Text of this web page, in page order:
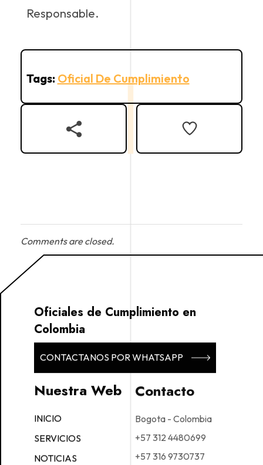
Responsable.
Tags: Oficial De Cumplimiento
Comments are closed.
Oficiales de Cumplimiento en
Colombia
CONTACTANOS POR WHATSAPP
Nuestra Web
INICIO
SERVICIOS
NOTICIAS
Contacto
Bogota - Colombia
+57 312 4480699
+57 316 9730737